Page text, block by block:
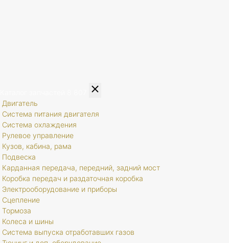
Двигатель
Система питания двигателя
Система охлаждения
Рулевое управление
Кузов, кабина, рама
Подвеска
Карданная передача, передний, задний мост
Коробка передач и раздаточная коробка
Электрооборудование и приборы
Сцепление
Тормоза
Колеса и шины
Система выпуска отработавших газов